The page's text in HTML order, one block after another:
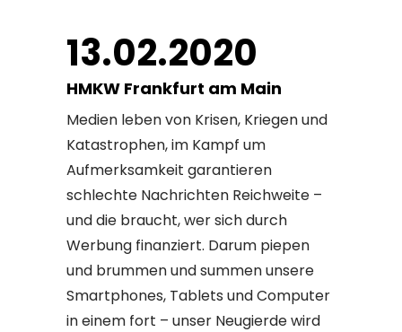
13.02.2020
HMKW Frankfurt am Main
Medien leben von Krisen, Kriegen und
Katastrophen, im Kampf um
Aufmerksamkeit garantieren
schlechte Nachrichten Reichweite –
und die braucht, wer sich durch
Werbung finanziert. Darum piepen
und brummen und summen unsere
Smartphones, Tablets und Computer
in einem fort – unser Neugierde wird